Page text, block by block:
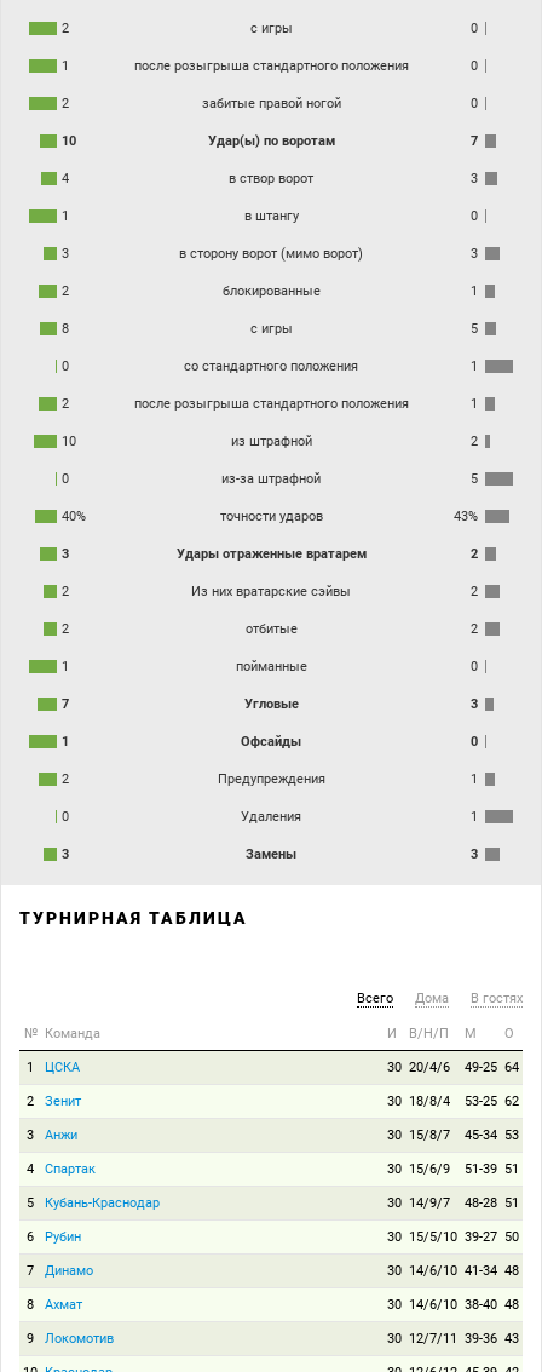
2 с игры 0
1 после розыгрыша стандартного положения 0
2 забитые правой ногой 0
10 Удар(ы) по воротам 7
4 в створ ворот 3
1 в штангу 0
3 в сторону ворот (мимо ворот) 3
2 блокированные 1
8 с игры 5
0 со стандартного положения 1
2 после розыгрыша стандартного положения 1
10 из штрафной 2
0 из-за штрафной 5
40% точности ударов 43%
3 Удары отраженные вратарем 2
2 Из них вратарские сэйвы 2
2 отбитые 2
1 пойманные 0
7 Угловые 3
1 Офсайды 0
2 Предупреждения 1
0 Удаления 1
3 Замены 3
ТУРНИРНАЯ ТАБЛИЦА
Всего Дома В гостях
№ Команда И В/Н/П М О
1 ЦСКА 30 20/4/6 49-25 64
2 Зенит 30 18/8/4 53-25 62
3 Анжи 30 15/8/7 45-34 53
4 Спартак 30 15/6/9 51-39 51
5 Кубань-Краснодар 30 14/9/7 48-28 51
6 Рубин 30 15/5/10 39-27 50
7 Динамо 30 14/6/10 41-34 48
8 Ахмат 30 14/6/10 38-40 48
9 Локомотив 30 12/7/11 39-36 43